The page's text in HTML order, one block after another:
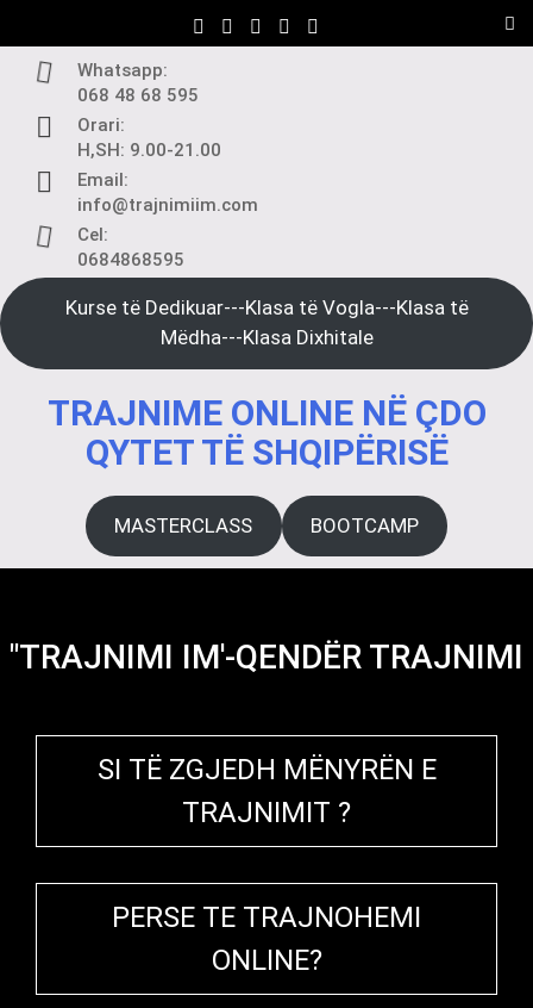
content
Whatsapp:
068 48 68 595
Orari:
H,SH: 9.00-21.00
Email:
info@trajnimiim.com
Cel:
0684868595
Kurse të Dedikuar---Klasa të Vogla---Klasa të
Mëdha---Klasa Dixhitale
TRAJNIME ONLINE NË ÇDO
QYTET TË SHQIPËRISË
MASTERCLASS BOOTCAMP
"TRAJNIMI IM'-QENDËR TRAJNIMI
SI TË ZGJEDH MËNYRËN E
TRAJNIMIT ?
PERSE TE TRAJNOHEMI
ONLINE?